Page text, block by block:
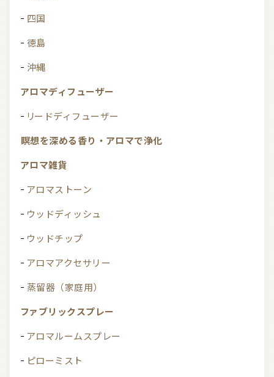
四国
徳島
沖縄
アロマディフューザー
リードディフューザー
瞑想を深める香り・アロマで浄化
アロマ雑貨
アロマストーン
ウッドディッシュ
ウッドチップ
アロマアクセサリー
蒸留器（家庭用）
ファブリックスプレー
アロマルームスプレー
ピローミスト